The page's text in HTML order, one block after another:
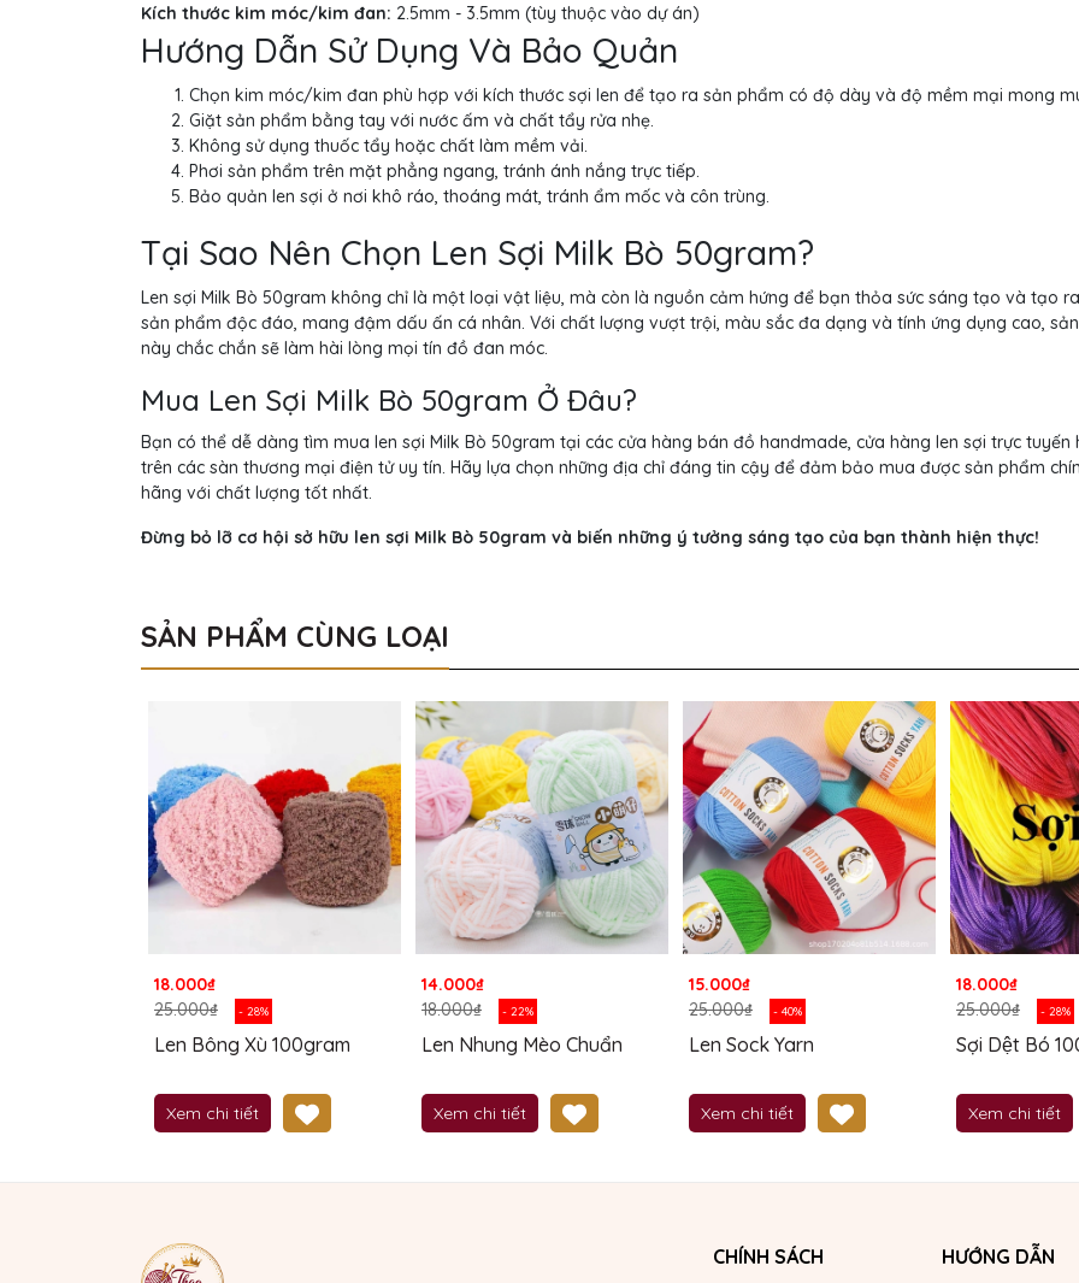
Kích thước kim móc/kim đan: 2.5mm - 3.5mm (tùy thuộc vào dự án)
Hướng Dẫn Sử Dụng Và Bảo Quản
Chọn kim móc/kim đan phù hợp với kích thước sợi len để tạo ra sản phẩm có độ dày và độ mềm mại mong
Giặt sản phẩm bằng tay với nước ấm và chất tẩy rửa nhẹ.
Không sử dụng thuốc tẩy hoặc chất làm mềm vải.
Phơi sản phẩm trên mặt phẳng ngang, tránh ánh nắng trực tiếp.
Bảo quản len sợi ở nơi khô ráo, thoáng mát, tránh ẩm mốc và côn trùng.
Tại Sao Nên Chọn Len Sợi Milk Bò 50gram?
Len sợi Milk Bò 50gram không chỉ là một loại vật liệu, mà còn là nguồn cảm hứng để bạn thỏa sức sáng tạo và tạo
sản phẩm độc đáo, mang đậm dấu ấn cá nhân. Với chất lượng vượt trội, màu sắc đa dạng và tính ứng dụng cao,
này chắc chắn sẽ làm hài lòng mọi tín đồ đan móc.
Mua Len Sợi Milk Bò 50gram Ở Đâu?
Bạn có thể dễ dàng tìm mua len sợi Milk Bò 50gram tại các cửa hàng bán đồ handmade, cửa hàng len sợi trực tuyến
trên các sàn thương mại điện tử uy tín. Hãy lựa chọn những địa chỉ đáng tin cậy để đảm bảo mua được sản phẩm
hãng với chất lượng tốt nhất.
Đừng bỏ lỡ cơ hội sở hữu len sợi Milk Bò 50gram và biến những ý tưởng sáng tạo của bạn thành hiện thực!
SẢN PHẨM CÙNG LOẠI
18.000₫
25.000₫
- 28%
Len Bông Xù 100gram
Xem chi tiết
14.000₫
18.000₫
- 22%
Len Nhung Mèo Chuẩn
Xem chi tiết
15.000₫
25.000₫
- 40%
Len Sock Yarn
Xem chi tiết
18.000₫
25.000₫
- 28%
Sợi Dệt Bó
Xem chi tiết
CHÍNH SÁCH HƯỚNG DẪN